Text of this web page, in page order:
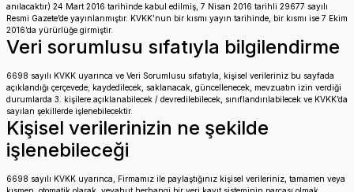
anılacaktır) 24 Mart 2016 tarihinde kabul edilmiş, 7 Nisan 2016 tarihli 29677 sayılı
Resmi Gazete’de yayınlanmıştır. KVKK’nun bir kısmı yayın tarihinde, bir kısmı ise 7 Ekim
2016’da yürürlüğe girmiştir.
Veri sorumlusu sıfatıyla bilgilendirme
6698 sayılı KVKK uyarınca ve Veri Sorumlusu sıfatıyla, kişisel verileriniz bu sayfada
açıklandığı çerçevede; kaydedilecek, saklanacak, güncellenecek, mevzuatın izin verdiği
durumlarda 3. kişilere açıklanabilecek / devredilebilecek, sınıflandırılabilecek ve KVKK’da
sayılan şekillerde işlenebilecektir.
Kişisel verilerinizin ne şekilde
işlenebileceği
6698 sayılı KVKK uyarınca, Firmamız ile paylaştığınız kişisel verileriniz, tamamen veya